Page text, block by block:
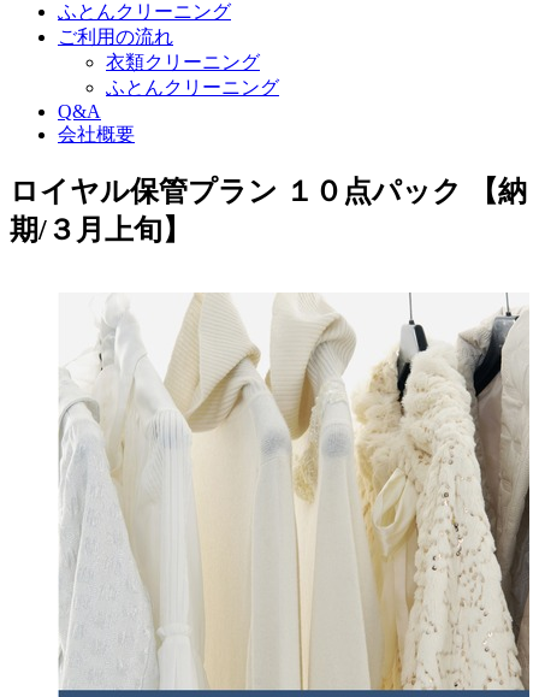
ふとんクリーニング
ご利用の流れ
衣類クリーニング
ふとんクリーニング
Q&A
会社概要
ロイヤル保管プラン １０点パック 【納
期/３月上旬】